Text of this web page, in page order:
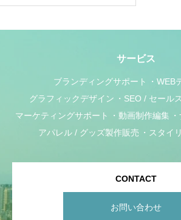
サービス
ブランディングサポート
WEB
グラフィックデザイン
SEO / セール
マーケティングサポート
動画制作編集
アパレル / グッズ製作販売
スタイ
CONTACT
お問い合わせ